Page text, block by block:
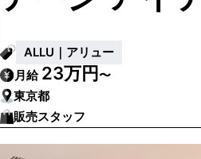
ALLU｜アリュー
月給 23万円〜
東京都
販売スタッフ